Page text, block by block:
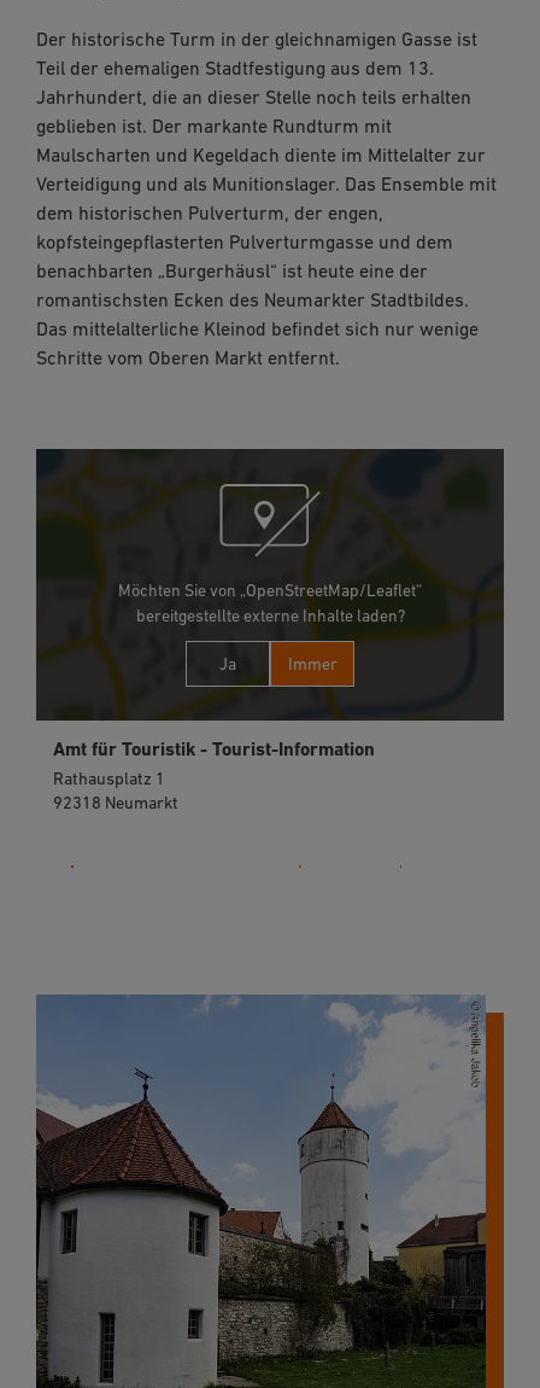
Der historische Turm in der gleichnamigen Gasse ist
Teil der ehemaligen Stadtfestigung aus dem 13.
Jahrhundert, die an dieser Stelle noch teils erhalten
geblieben ist. Der markante Rundturm mit
Maulscharten und Kegeldach diente im Mittelalter zur
Verteidigung und als Munitionslager. Das Ensemble mit
dem historischen Pulverturm, der engen,
kopfsteingepflasterten Pulverturmgasse und dem
benachbarten „Burgerhäusl“ ist heute eine der
romantischsten Ecken des Neumarkter Stadtbildes.
Das mittelalterliche Kleinod befindet sich nur wenige
Schritte vom Oberen Markt entfernt.
Möchten Sie von „OpenStreetMap/Leaflet“
bereitgestellte externe Inhalte laden?
Ja Immer
Amt für Touristik - Tourist-Information
Rathausplatz 1
92318 Neumarkt